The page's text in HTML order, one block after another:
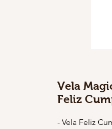
Vela
Feliz
- Vela Feliz